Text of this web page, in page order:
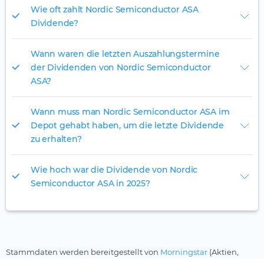
Wie oft zahlt Nordic Semiconductor ASA
Dividende?
Wann waren die letzten Auszahlungstermine
der Dividenden von Nordic Semiconductor
ASA?
Wann muss man Nordic Semiconductor ASA im
Depot gehabt haben, um die letzte Dividende
zu erhalten?
Wie hoch war die Dividende von Nordic
Semiconductor ASA in 2025?
Stammdaten werden bereitgestellt von Morningstar (Aktien,